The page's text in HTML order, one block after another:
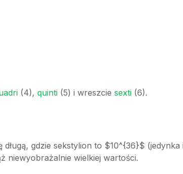
(4), quinti (5) i wreszcie sexti (6).
gdzie sekstylion to $10^{36}$
niewyobrażalnie wielkiej wartości.